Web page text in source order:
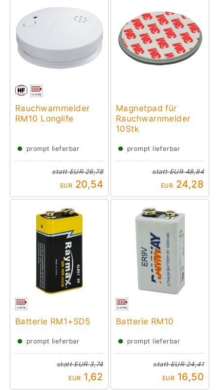
Rauchwarnmelder
RM10 Longlife
● prompt lieferbar
stattEUR 26,78
EUR 20,54
Magnetpad für
Rauchwarnmelder
10Stk
● prompt lieferbar
stattEUR 48,84
EUR 24,28
Batterie RM1+SD5
● prompt lieferbar
stattEUR 3,74
EUR 1,62
Batterie RM10
● prompt lieferbar
stattEUR 24,41
EUR 16,50